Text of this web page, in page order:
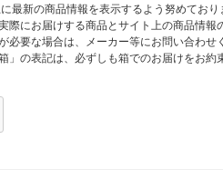
最新の商品情報を表示するよう努めてお
際にお届けする商品とサイト上の商品情
要な場合は、メーカー等にお問い合わせ
」の表記は、必ずしも箱でのお届けをお